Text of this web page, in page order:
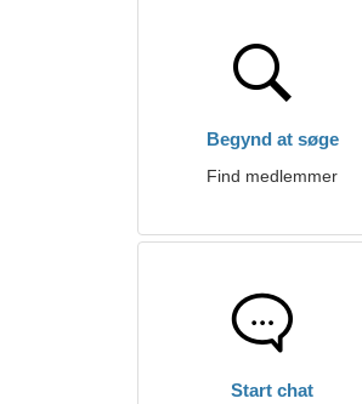
Begynd at søge
Find medlemmer
Start chat